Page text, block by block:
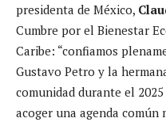
presidenta de México,
Cumbre por el Bienestar
Caribe: “confiamos
Gustavo Petro y la
comunidad durante el
acoger una agenda